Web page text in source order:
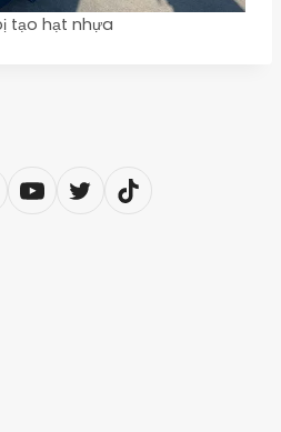
tạo hạt nhựa